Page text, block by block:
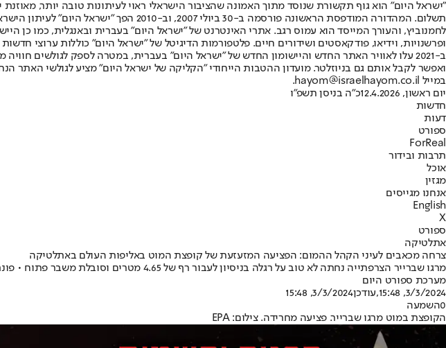
"ישראל היום" הוא גוף תקשורת שנוסד מתוך האמונה שהציבור הישראלי ראוי לעיתונות טובה יותר,
תשלום. המהדורה המודפסת הראשונה פורסמה ב-
ופרשנויות, וידיאו, פודקאסטים ושידורים חיים. פלטפורמות הדיגיטל של "ישראל היום" כוללות ערוצי
ב-2021 עלו לאוויר האתר החדש והיישומון החדש של "ישראל היום" בעברית, במטרה לספק לגולשים
ואפשר לקבל אותם גם בניוזלטר. מועדון ההטבות הייחודי "הקליקה של ישראל היום" מציע לגולשי האתר
במייל hayom@israelhayom.co.il.
יום ראשון, 12.4.2026
כ"ה בניסן תשפ"ו
חדשות
דעות
ספורט
ForReal
תרבות ובידור
אוכל
מגזין
אנחנו מגייסים
English
X
ספורט
אתלטיקה
צרחה מכאבים לעיני הקהל ההמום: הפציעה המזעזעת של קופצת המוט באליפות העולם באתלטיקה
מרגו שברייר הצרפתייה נחתה לא טוב על רגלה בניסיון לעבור רף של 4.65 מטרים וסובלת משבר פתוח • פונתה על אלונקה והתחרות נעצרה לכרבע שעה עד שחודשה
מערכת ספורט היום
3/3/2024, 15:48
,עודכן3/3/2024, 15:48
0השמעה
הקופצת במוט מרגו שברייר. פציעה מחרידה. צילום: EPA